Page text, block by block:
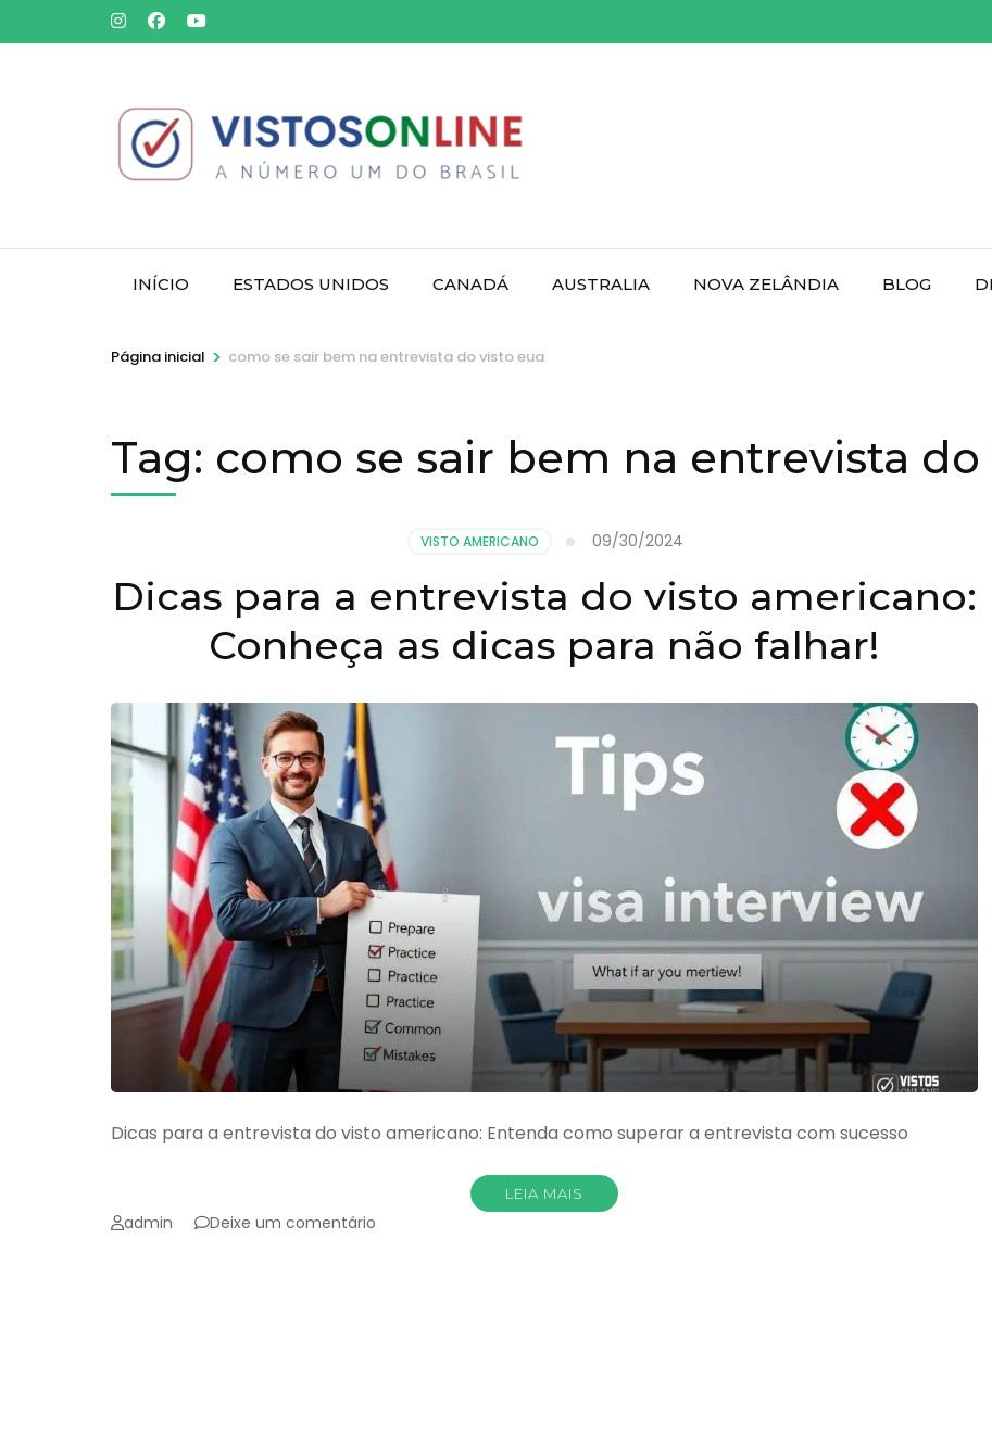
para
INÍCIO ESTADOS UNIDOS CANADÁ AUSTRALIA NOVA ZELÂNDIA BLOG
Página inicial > como se sair bem na entrevista do visto eua
Tag: como se sair bem na entrevista do
VISTO AMERICANO 09/30/2024
Dicas para a entrevista do visto americano:
Conheça as dicas para não falhar!
Dicas para a entrevista do visto americano: Entenda como superar a entrevista com sucesso
LEIA MAIS
admin Deixe um comentário